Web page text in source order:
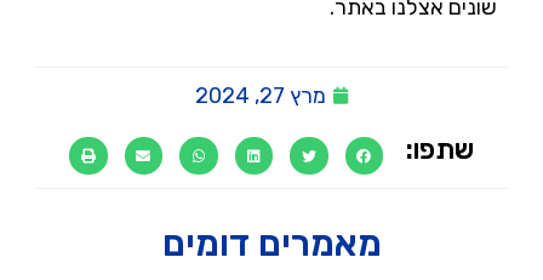
שונים אצלנו באתר.
מרץ 27, 2024
שתפו:
מאמרים דומים